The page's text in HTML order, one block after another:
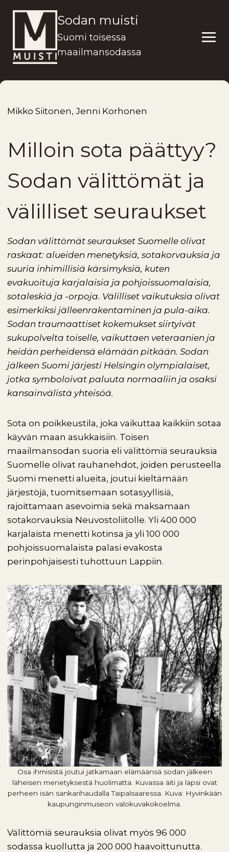
sisältöön
Sodan muisti
Suomi toisessa
maailmansodassa
Mikko Siitonen, Jenni Korhonen
Milloin sota päättyy?
Sodan välittömät ja
välilliset seuraukset
Sodan välittömät seuraukset Suomelle olivat
raskaat: alueiden menetyksiä, sotakorvauksia ja
suuria inhimillisiä kärsimyksiä, kuten
evakuoituja karjalaisia ja pohjoissuomalaisia,
sotaleskiä ja -orpoja. Välilliset vaikutuksia olivat
esimerkiksi jälleenrakentaminen ja pula-aika.
Sodan traumaattiset kokemukset siirtyivät
sukupolvelta toiselle, vaikuttaen veteraanien ja
heidän perheidensä elämään pitkään. Sodan
jälkeen Suomi järjesti Helsingin olympialaiset,
jotka symboloivat paluuta normaaliin ja osaksi
kansainvälistä yhteisöä.
Sota on poikkeustila, joka vaikuttaa kaikkiin sotaa
käyvän maan asukkaisiin. Toisen
maailmansodan suoria eli välittömiä seurauksia
Suomelle olivat rauhanehdot, joiden perusteella
Suomi menetti alueita, joutui kieltämään
järjestöjä, tuomitsemaan sotasyyllisiä,
rajoittamaan asevoimia sekä maksamaan
sotakorvauksia Neuvostoliitolle. Yli 400 000
karjalaista menetti kotinsa ja yli 100 000
pohjoissuomalaista palasi evakosta
perinpohjaisesti tuhottuun Lappiin.
Osa ihmisistä joutui jatkamaan elämäänsä sodan jälkeen
läheisen menetyksestä huolimatta. Kuvassa äiti ja lapsi ovat
perheen isän sankarihaudalla Taipalsaaressa. Kuva: Hyvinkään
kaupunginmuseon valokuvakokoelma.
Välittömiä seurauksia olivat myös 96 000
sodassa kuollutta ja 200 000 haavoittunutta.